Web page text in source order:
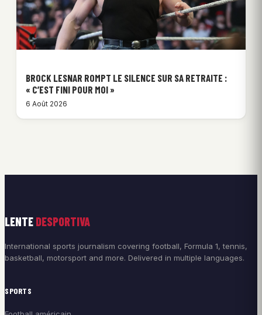
BROCK LESNAR ROMPT LE SILENCE SUR SA RETRAITE :
« C’EST FINI POUR MOI »
6 Août 2026
LENTE DESPORTIVA
International sports journalism covering football, Formula 1, tennis,
basketball, motorsport and more. Delivered in multiple languages.
SPORTS